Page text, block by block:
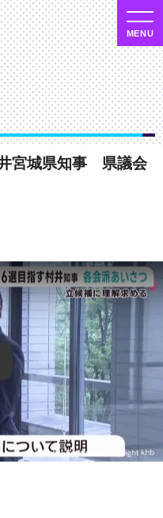
宮城県知事 県議会